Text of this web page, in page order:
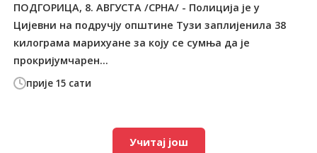
прије 15 сати
ПОДГОРИЦА, 8. АВГУСТА /СРНА/ - Полиција је у
Цијевни на подручју општине Tузи заплијенила 38
килограма марихуане за коју се сумња да је
прокријумчарен...
Учитај још